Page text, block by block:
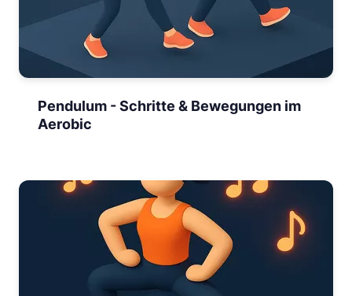
Pendulum - Schritte & Bewegungen im
Aerobic